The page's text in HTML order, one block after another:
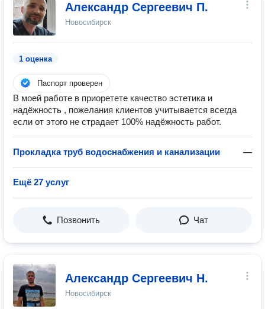
Александр Сергеевич П.
Новосибирск
1 оценка
Паспорт проверен
В моей работе в приоретете качество эстетика и
надёжность , пожелания клиентов учитывается всегда
если от этого не страдает 100% надёжность работ.
Прокладка труб водоснабжения и канализации —
Ещё 27 услуг
Позвонить Чат
Александр Сергеевич Н.
Новосибирск